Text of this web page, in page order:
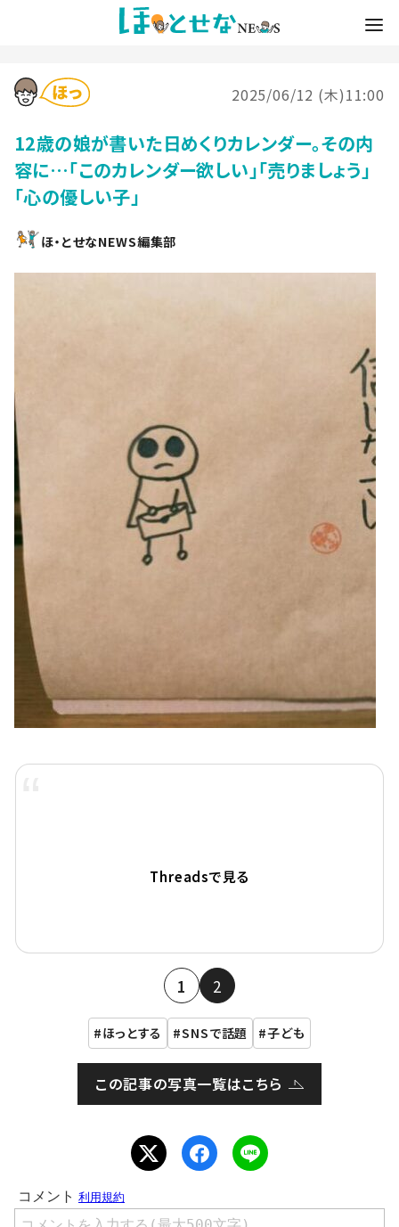
2025/06/12 (木)11:00
12歳の娘が書いた日めくりカレンダー。その内
容に…「このカレンダー欲しい」「売りましょう」
「心の優しい子」
ほ・とせなNEWS編集部
Threadsで見る
1 2
ほっとする SNSで話題 子ども
この記事の写真一覧はこちら